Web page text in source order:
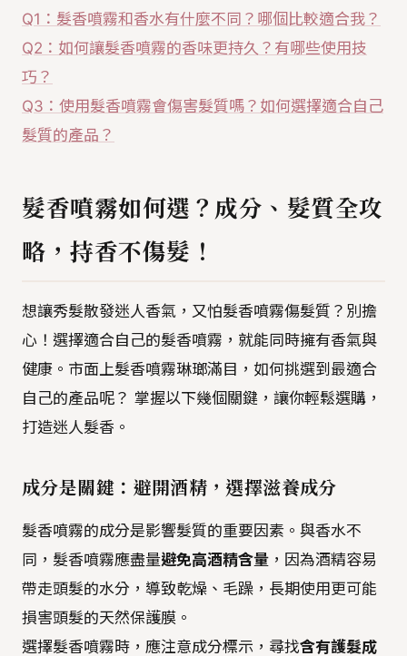
Q1：髮香噴霧和香水有什麼不同？哪個比較適合我？
Q2：如何讓髮香噴霧的香味更持久？有哪些使用技
巧？
Q3：使用髮香噴霧會傷害髮質嗎？如何選擇適合自己
髮質的產品？
髮香噴霧如何選？成分、髮質全攻
略，持香不傷髮！
想讓秀髮散發迷人香氣，又怕髮香噴霧傷髮質？別擔
心！選擇適合自己的髮香噴霧，就能同時擁有香氣與
健康。市面上髮香噴霧琳瑯滿目，如何挑選到最適合
自己的產品呢？ 掌握以下幾個關鍵，讓你輕鬆選購，
打造迷人髮香。
成分是關鍵：避開酒精，選擇滋養成分
髮香噴霧的成分是影響髮質的重要因素。與香水不
同，髮香噴霧應盡量避免高酒精含量 ，因為酒精容易
帶走頭髮的水分，導致乾燥、毛躁，長期使用更可能
損害頭髮的天然保護膜。
選擇髮香噴霧時，應注意成分標示，尋找含有護髮成